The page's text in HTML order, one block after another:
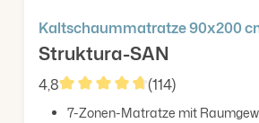
Kaltschaummatratze 90x200
Struktura-SAN
4,8
Durchschnittliche
(114)
7-Zonen-Matratze mit